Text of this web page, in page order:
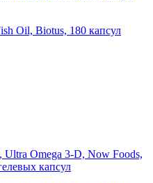
Oil, Biotus, 180 капсул